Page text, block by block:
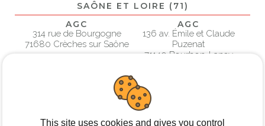
SAÔNE ET LOIRE (71)
AGC
314 rue de Bourgogne
71680 Crèches sur Saône
AGC
136 av. Émile et Claude
Puzenat
71140 Bourbon-Lancy
This site uses cookies and gives you control